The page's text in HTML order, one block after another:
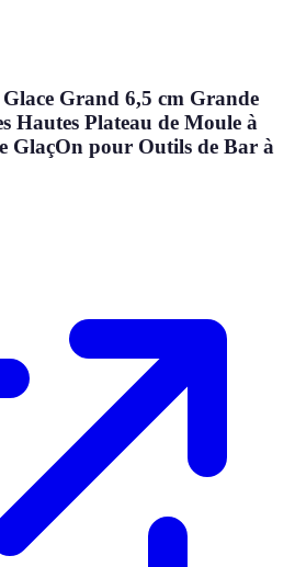
Grand 6,5 cm Grande
Hautes Plateau de Moule à
GlaçOn pour Outils de Bar à